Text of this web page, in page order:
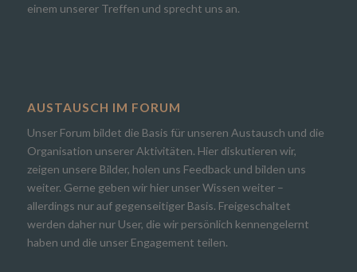
einem unserer Treffen und sprecht uns an.
AUSTAUSCH IM FORUM
Unser Forum bildet die Basis für unseren Austausch und die
Organisation unserer Aktivitäten. Hier diskutieren wir,
zeigen unsere Bilder, holen uns Feedback und bilden uns
weiter. Gerne geben wir hier unser Wissen weiter –
allerdings nur auf gegenseitiger Basis. Freigeschaltet
werden daher nur User, die wir persönlich kennengelernt
haben und die unser Engagement teilen.